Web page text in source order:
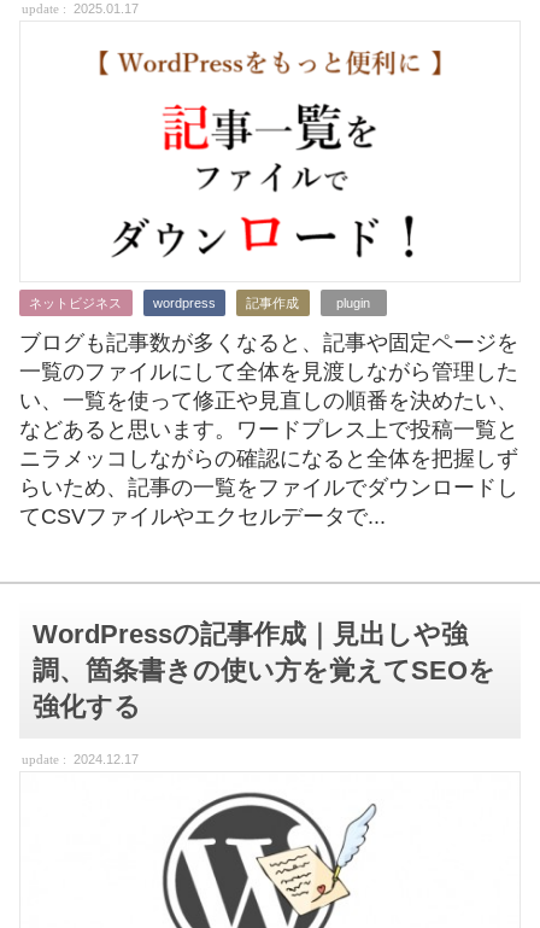
2025.01.17
ネットビジネス wordpress 記事作成 plugin
ブログも記事数が多くなると、記事や固定ページを
一覧のファイルにして全体を見渡しながら管理した
い、一覧を使って修正や見直しの順番を決めたい、
などあると思います。ワードプレス上で投稿一覧と
ニラメッコしながらの確認になると全体を把握しず
らいため、記事の一覧をファイルでダウンロードし
てCSVファイルやエクセルデータで...
WordPressの記事作成｜見出しや強
調、箇条書きの使い方を覚えてSEOを
強化する
2024.12.17